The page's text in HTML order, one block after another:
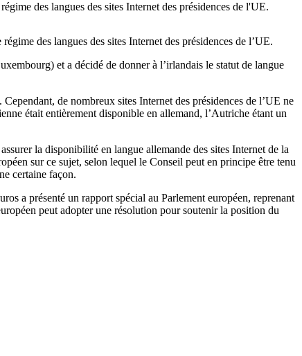
des langues des sites Internet des présidences de l'UE.
des langues des sites Internet des présidences de l’UE.
et a décidé de donner à l’irlandais le statut de langue
de nombreux sites Internet des présidences de l’UE ne
était entièrement disponible en allemand, l’Autriche étant un
la disponibilité en langue allemande des sites Internet de la
sur ce sujet, selon lequel le Conseil peut en principe être tenu
certaine façon.
a présenté un rapport spécial au Parlement européen, reprenant
peut adopter une résolution pour soutenir la position du